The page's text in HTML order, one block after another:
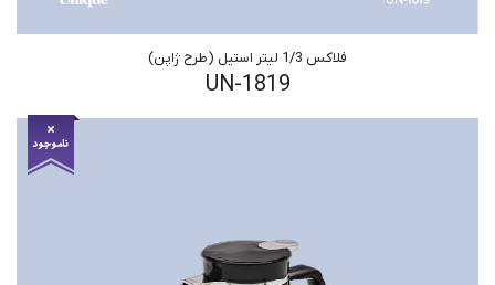
فلاکس 1/3 لیتر استیل (طرح ژاپن)
UN-1819